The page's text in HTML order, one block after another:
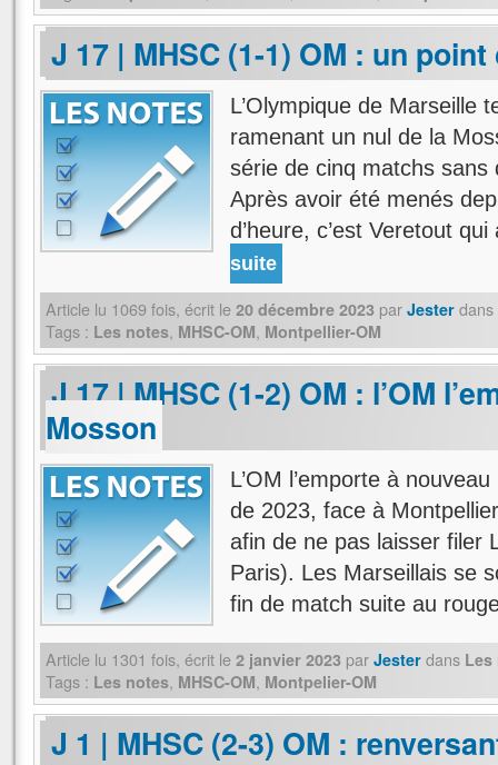
J 17 | MHSC (1-1) OM : un point
L’Olympique de Marseille
ramenant un nul de la
série de cinq matchs
Après avoir été menés
d’heure, c’est Veretout
suite
Article lu 1069 fois, écrit le 20 décembre 2023 par Jester dans
Tags : Les notes, MHSC-OM, Montpellier-OM
J 17 | MHSC (1-2) OM : l’OM
Mosson
L’OM l’emporte à
de 2023, face à
afin de ne pas laisser filer
Paris). Les Marseillais se
fin de match suite au
Article lu 1301 fois, écrit le 2 janvier 2023 par Jester dans Les
Tags : Les notes, MHSC-OM, Montpelier-OM
J 1 | MHSC (2-3) OM :